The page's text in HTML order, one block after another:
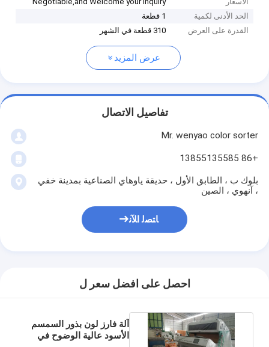
الحد الأدنى لكمية
1 قطعة
القدرة على العرض
310 قطعة في الشهر
عرض المزيد
تفاصيل الاتصال
Mr. wenyao color sorter
+86 13855135585
بلوك ب ، الطابق الأول ، حديقة ياوهاي الصناعية بمدينة خفي
، آنهوي ، الصين
ﺎﺘﺼﻟ ﺍﻶﻧ
احصل على افضل سعر ل
آلة فارز لون بذور السمسم
الأسود عالية الوضوح في